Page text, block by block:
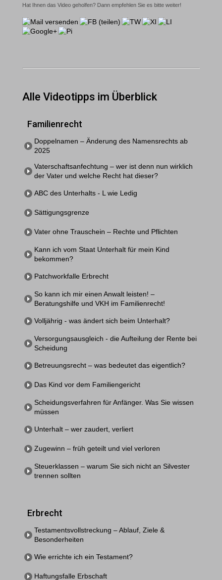
Hat Ihnen das Video geholfen? Dann empfehlen Sie es bitte weiter!
Alle Videotipps im Überblick
Familienrecht
Doppelnamen – Änderung des Namensrechts ab
2025
Vaterschaftsanfechtung – wer ist denn nun wirklich
der Vater und welche Recht hat dieser?
ABC des Unterhalts - L wie Ledig
Sättigungsgrenze
Vater ohne Trauschein – Rechte und Pflichten
Kann ich vom Staat Unterhalt für mein Kind
bekommen?
Patchworkfalle Erbrecht
So kann ich mir einen Anwalt leisten! –
Beratungshilfe und VKH im Familienrecht!
Volljährig - was ändert sich beim Unterhalt?
Versorgungsausgleich - die Aufteilung der Rente bei
Scheidung
Betreuungsrecht – was bedeutet das eigentlich?
Das Kind vor dem Familiengericht
Scheidungsverfahren für Anfänger. Was Sie wissen
müssen
Unterhalt – wer zaudert, verliert
Zugewinn – früh geteilt und viel verloren
Steuerklassen – warum Sie sich nicht an Silvester
trennen sollten
Erbrecht
Testamentsvollstreckung – Ablauf, Ziele &
Besonderheiten
Wie errichte ich ein Testament?
Haftungsfalle Erbschaft